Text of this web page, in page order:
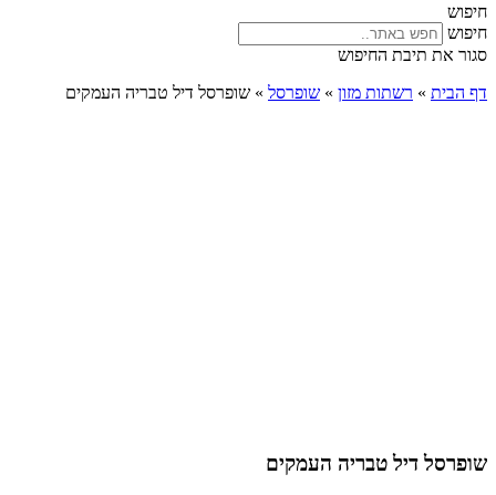
חיפוש
חיפוש
סגור את תיבת החיפוש
דף הבית » רשתות מזון » שופרסל » שופרסל דיל טבריה העמקים
שופרסל דיל טבריה העמקים